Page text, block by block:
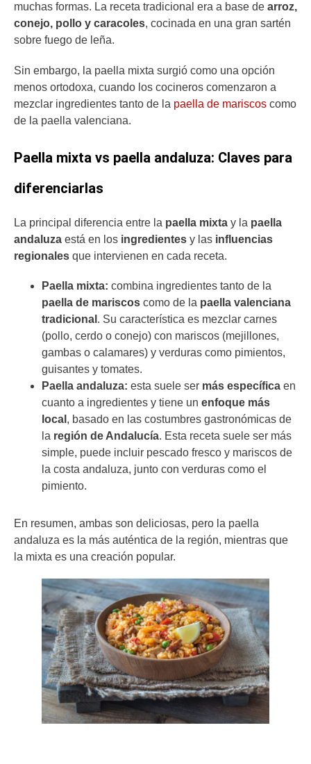
muchas formas. La receta tradicional era a base de arroz,
conejo, pollo y caracoles, cocinada en una gran sartén
sobre fuego de leña.
Sin embargo, la paella mixta surgió como una opción
menos ortodoxa, cuando los cocineros comenzaron a
mezclar ingredientes tanto de la paella de mariscos como
de la paella valenciana.
Paella mixta vs paella andaluza: Claves para
diferenciarlas
La principal diferencia entre la paella mixta y la paella
andaluza está en los ingredientes y las influencias
regionales que intervienen en cada receta.
Paella mixta: combina ingredientes tanto de la
paella de mariscos como de la paella valenciana
tradicional . Su característica es mezclar carnes
(pollo, cerdo o conejo) con mariscos (mejillones,
gambas o calamares) y verduras como pimientos,
guisantes y tomates.
Paella andaluza: esta suele ser más específica en
cuanto a ingredientes y tiene un enfoque más
local , basado en las costumbres gastronómicas de
la región de Andalucía. Esta receta suele ser más
simple, puede incluir pescado fresco y mariscos de
la costa andaluza, junto con verduras como el
pimiento.
En resumen, ambas son deliciosas, pero la paella
andaluza es la más auténtica de la región, mientras que
la mixta es una creación popular.